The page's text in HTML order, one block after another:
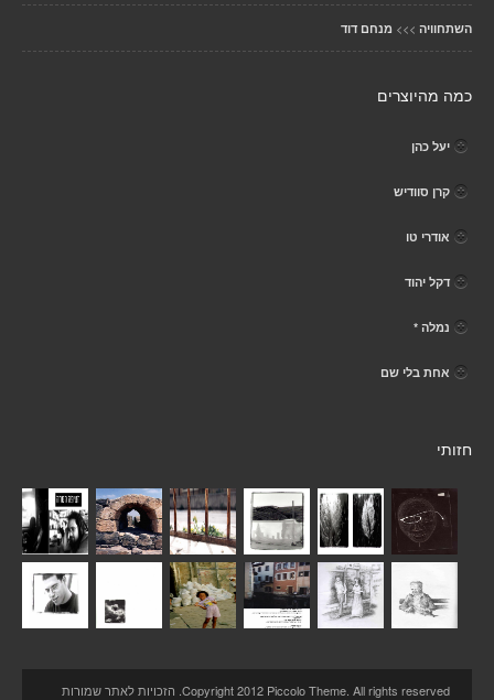
השתחוויה >>> מנחם דוד
כמה מהיוצרים
יעל כהן
קרן סוודיש
אודרי טו
דקל יהוד
נמלה *
אחת בלי שם
חזותי
Copyright 2012 Piccolo Theme. All rights reserved. הזכויות לאתר שמורות